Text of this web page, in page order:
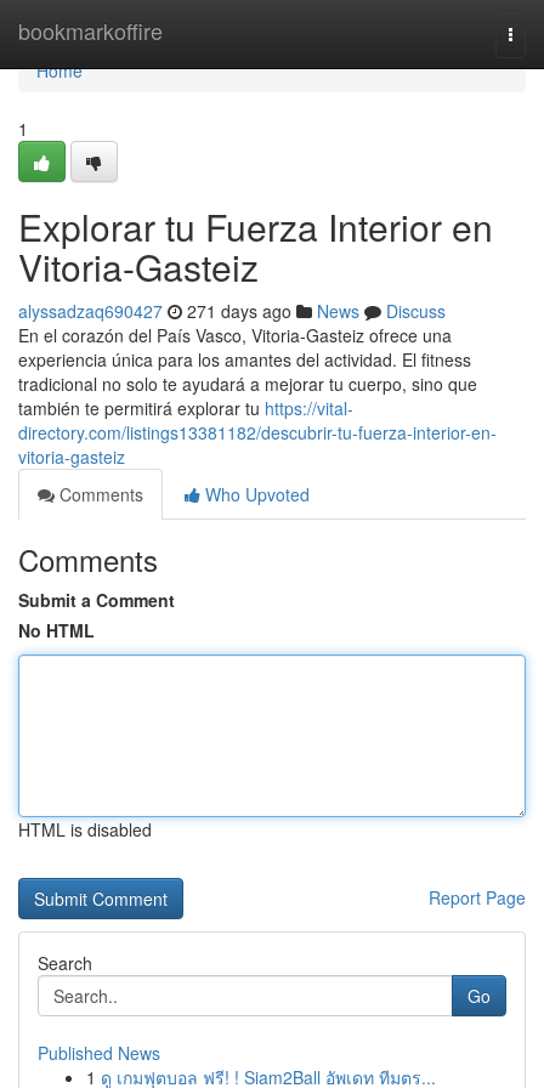
bookmarkoffire
Home
Home
1
Explorar tu Fuerza Interior en
Vitoria-Gasteiz
alyssadzaq690427 271 days ago News
Discuss
En el corazón del País Vasco, Vitoria-Gasteiz ofrece una
experiencia única para los amantes del actividad. El fitness
tradicional no solo te ayudará a mejorar tu cuerpo, sino que
también te permitirá explorar tu https://vital-
directory.com/listings13381182/descubrir-tu-fuerza-interior-en-
vitoria-gasteiz
Comments
Who Upvoted
Comments
Submit a Comment
No HTML
HTML is disabled
Report Page
Search
Go
Published News
1 ดู เกมฟุตบอล ฟรี! ! Siam2Ball อัพเดท ทีมตร...